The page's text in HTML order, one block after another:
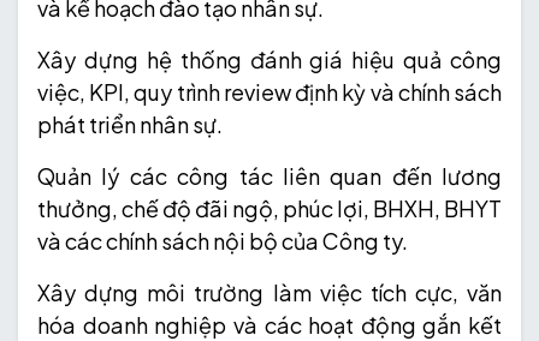
và kế hoạch đào tạo nhân sự.
Xây dựng hệ thống đánh giá hiệu quả công
việc, KPI, quy trình review định kỳ và chính sách
phát triển nhân sự.
Quản lý các công tác liên quan đến lương
thưởng, chế độ đãi ngộ, phúc lợi, BHXH, BHYT
và các chính sách nội bộ của Công ty.
Xây dựng môi trường làm việc tích cực, văn
hóa doanh nghiệp và các hoạt động gắn kết